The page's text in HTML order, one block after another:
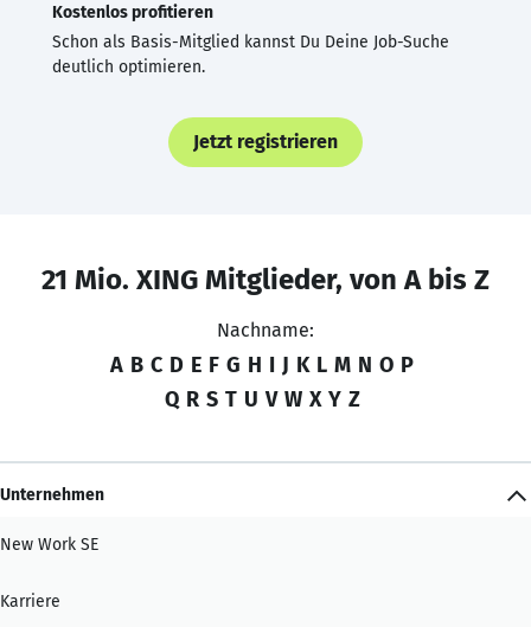
Kostenlos profitieren
Schon als Basis-Mitglied kannst Du Deine Job-Suche
deutlich optimieren.
Jetzt registrieren
21 Mio. XING Mitglieder, von A bis Z
Nachname:
A B C D E F G H I J K L M N O P
Q R S T U V W X Y Z
Unternehmen
New Work SE
Karriere